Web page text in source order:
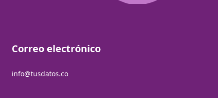
Correo electrónico
info@tusdatos.co